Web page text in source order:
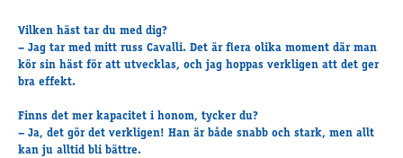
Hört och hänt
Tävling
Träning och provlopp
Aktiva
Vilken häst tar du med dig?
– Jag tar med mitt russ Cavalli. Det är flera olika moment där man
kör sin häst för att utvecklas, och jag hoppas verkligen att det ger
bra effekt.
Finns det mer kapacitet i honom, tycker du?
– Ja, det gör det verkligen! Han är både snabb och stark, men allt
kan ju alltid bli bättre.